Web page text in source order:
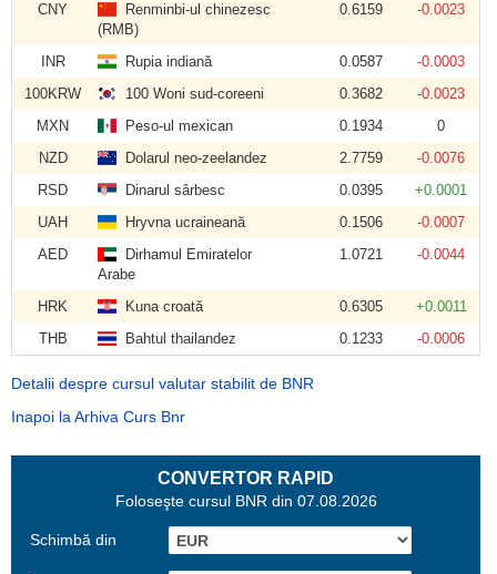
CNY
Renminbi-ul chinezesc
(RMB)
0.6159 -0.0023
INR Rupia indiană 0.0587
-0.0003
100KRW
100 Woni sud-coreeni 0.3682
-0.0023
MXN
Peso-ul mexican 0.1934
0
NZD
Dolarul neo-zeelandez 2.7759
-0.0076
RSD
Dinarul sârbesc 0.0395
+0.0001
UAH
Hryvna ucraineană 0.1506
-0.0007
AED
Dirhamul Emiratelor
Arabe
1.0721 -0.0044
HRK Kuna croată 0.6305
+0.0011
THB
Bahtul thailandez 0.1233 -0.0006
Detalii despre cursul valutar stabilit de BNR
Inapoi la Arhiva Curs Bnr
CONVERTOR RAPID
Foloseşte cursul BNR din 07.08.2026
Schimbă din